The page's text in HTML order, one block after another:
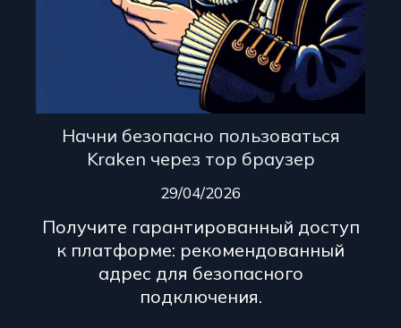
Начни безопасно пользоваться
Kraken через тор браузер
29/04/2026
Получите гарантированный доступ
к платформе: рекомендованный
адрес для безопасного
подключения.